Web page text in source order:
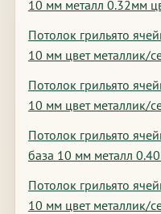
10 мм металл 0.32мм
Потолок грильято
10 мм цвет металлик/
Потолок грильято
10 мм цвет металлик/
Потолок грильято
база 10 мм металл
Потолок грильято
10 мм цвет металлик/